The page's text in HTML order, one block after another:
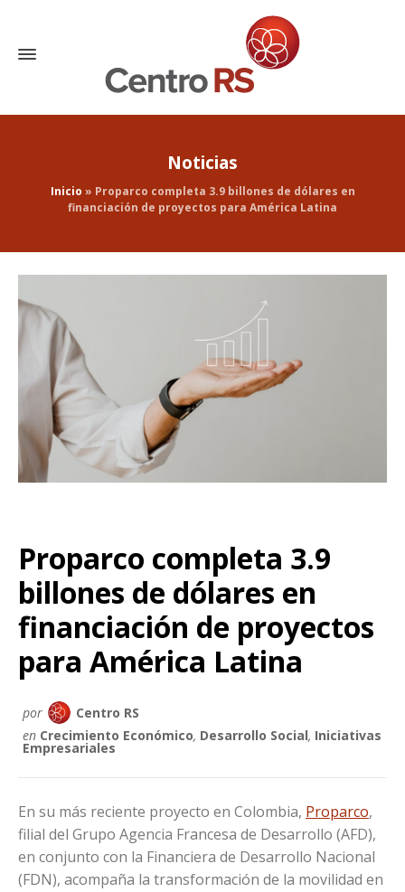
Noticias
Inicio » Proparco completa 3.9 billones de dólares en
financiación de proyectos para América Latina
Proparco completa 3.9
billones de dólares en
financiación de proyectos
para América Latina
por
Centro RS
en Crecimiento Económico, Desarrollo Social, Iniciativas
Empresariales
En su más reciente proyecto en Colombia, Proparco,
filial del Grupo Agencia Francesa de Desarrollo (AFD),
en conjunto con la Financiera de Desarrollo Nacional
(FDN), acompaña la transformación de la movilidad en